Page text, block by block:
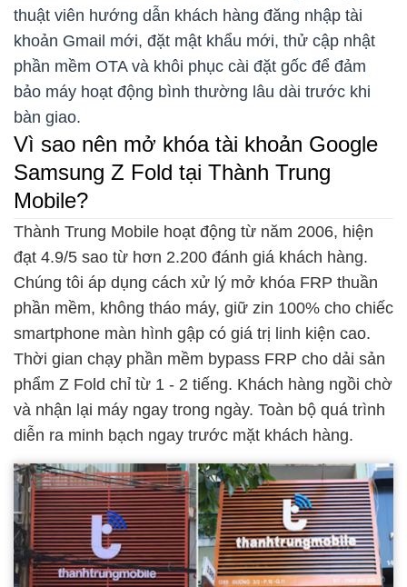
thuật viên hướng dẫn khách hàng đăng nhập tài
khoản Gmail mới, đặt mật khẩu mới, thử cập nhật
phần mềm OTA và khôi phục cài đặt gốc để đảm
bảo máy hoạt động bình thường lâu dài trước khi
bàn giao.
Vì sao nên mở khóa tài khoản Google
Samsung Z Fold tại Thành Trung
Mobile?
Thành Trung Mobile hoạt động từ năm 2006, hiện
đạt 4.9/5 sao từ hơn 2.200 đánh giá khách hàng.
Chúng tôi áp dụng cách xử lý mở khóa FRP thuần
phần mềm, không tháo máy, giữ zin 100% cho chiếc
smartphone màn hình gập có giá trị linh kiện cao.
Thời gian chạy phần mềm bypass FRP cho dải sản
phẩm Z Fold chỉ từ 1 - 2 tiếng. Khách hàng ngồi chờ
và nhận lại máy ngay trong ngày. Toàn bộ quá trình
diễn ra minh bạch ngay trước mặt khách hàng.